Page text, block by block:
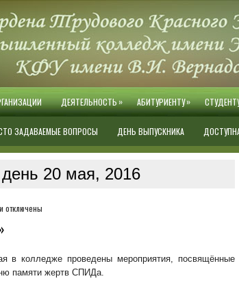
ДЕЯТЕЛЬНОСТЬ» АБИТУРИЕНТУ»
ЗАДАВАЕМЫЕ ВОПРОСЫ ДЕНЬ ВЫПУСКНИКА
20 мая, 2016
к
Всероссийская
«Стоп
ВИЧ»
отключены
в колледже проведены мероприятия, посвящённые
памяти жертв СПИДа.